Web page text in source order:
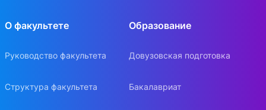
О факультете
Руководство факультета
Структура факультета
Образование
Довузовская подготовка
Бакалавриат